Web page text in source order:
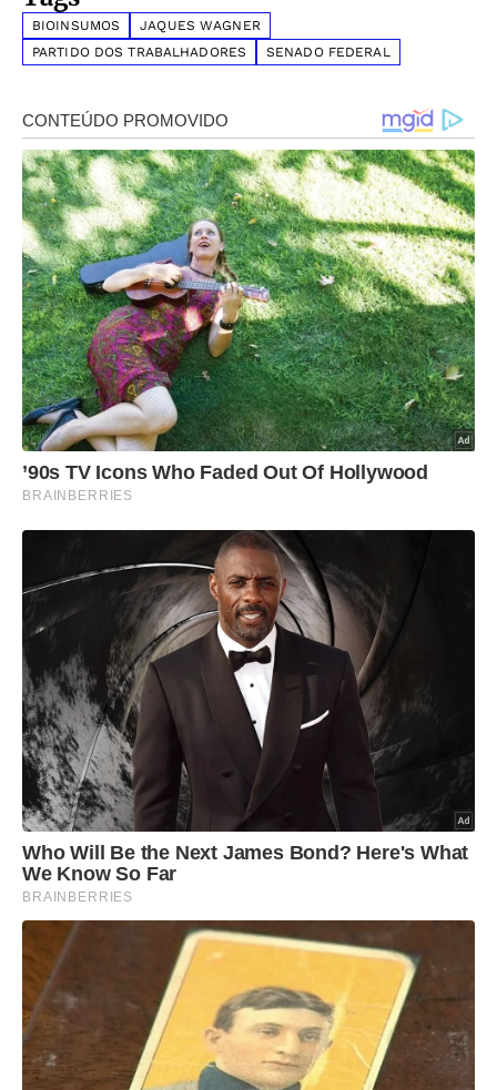
BIOINSUMOS
JAQUES WAGNER
PARTIDO DOS TRABALHADORES
SENADO FEDERAL